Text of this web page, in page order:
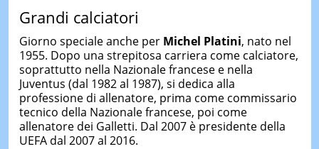
Grandi calciatori
Giorno speciale anche per Michel Platini, nato nel
1955. Dopo una strepitosa carriera come calciatore,
soprattutto nella Nazionale francese e nella
Juventus (dal 1982 al 1987), si dedica alla
professione di allenatore, prima come commissario
tecnico della Nazionale francese, poi come
allenatore dei Galletti. Dal 2007 è presidente della
UEFA dal 2007 al 2016.